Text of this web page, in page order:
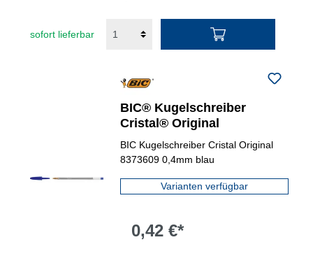
sofort lieferbar
BIC® Kugelschreiber
Cristal® Original
BIC Kugelschreiber Cristal Original
8373609 0,4mm blau
Varianten verfügbar
0,42 €*